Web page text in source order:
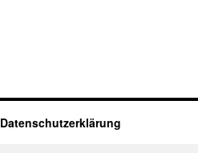
Datenschutzerklärung